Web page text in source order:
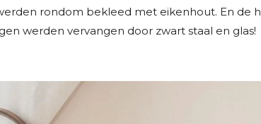
rondom bekleed met eikenhout. En de
werden vervangen door zwart staal en glas!